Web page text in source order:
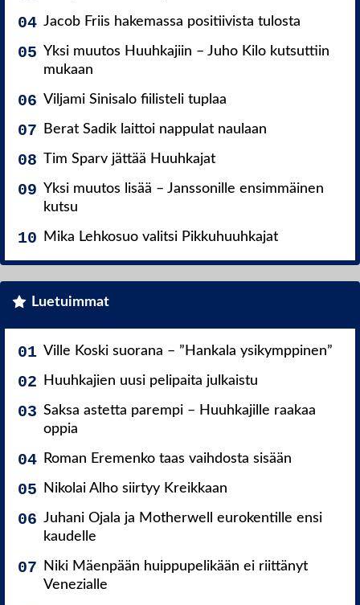
Jacob Friis hakemassa positiivista tulosta
Yksi muutos Huuhkajiin – Juho Kilo kutsuttiin
mukaan
Viljami Sinisalo fiilisteli tuplaa
Berat Sadik laittoi nappulat naulaan
Tim Sparv jättää Huuhkajat
Yksi muutos lisää – Janssonille ensimmäinen
kutsu
Mika Lehkosuo valitsi Pikkuhuuhkajat
Luetuimmat
Ville Koski suorana – ”Hankala ysikymppinen”
Huuhkajien uusi pelipaita julkaistu
Saksa astetta parempi – Huuhkajille raakaa
oppia
Roman Eremenko taas vaihdosta sisään
Nikolai Alho siirtyy Kreikkaan
Juhani Ojala ja Motherwell eurokentille ensi
kaudelle
Niki Mäenpään huippupelikään ei riittänyt
Venezialle